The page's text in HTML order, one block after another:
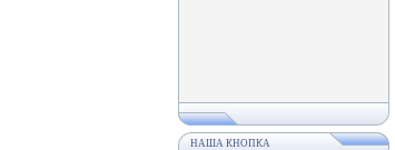
НАША КНОПКА